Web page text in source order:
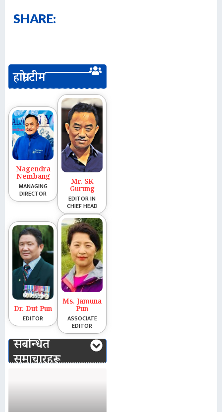
SHARE:
हाम्रो टीम
Nagendra
Nembang
MANAGING
DIRECTOR
Mr. SK
Gurung
EDITOR IN
CHIEF HEAD
Dr. Dut Pun
EDITOR
Ms. Jamuna
Pun
ASSOCIATE
EDITOR
संबन्धित
समाचारहरू